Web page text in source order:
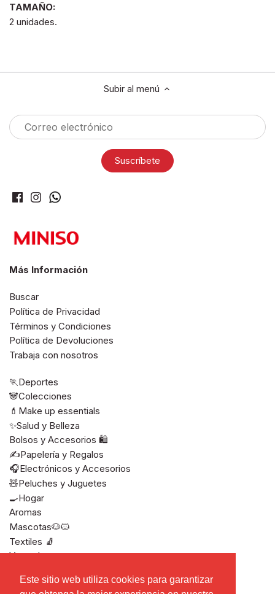
Este sitio web utiliza cookies para garantizar
Este sitio web utiliza cookies para garantizar
TAMAÑO:
2 unidades.
Subir al menú
Más Información
Buscar
Política de Privacidad
Términos y Condiciones
Política de Devoluciones
Trabaja con nosotros
🏃Deportes
🐼Colecciones
💄Make up essentials
✨Salud y Belleza
Bolsos y Accesorios 🛍️
✍️Papelería y Regalos
🎧Electrónicos y Accesorios
🧸Peluches y Juguetes
🍳Hogar
Aromas
Mascotas🐶🐱
Textiles 🧦
Ver todos